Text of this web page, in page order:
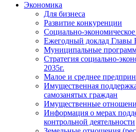
Экономика
Для бизнеса
Развитие конкуренции
Социально-экономическое
Ежегодный доклад Главы
Муниципальные
Стратегия социально-
2035г.
Малое и среднее
Имущественная
самозанятых граждан
Имущественные
Информация о мерах
контрольной деятельности